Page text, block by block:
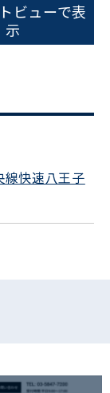
ビューで表
示
線快速八王子